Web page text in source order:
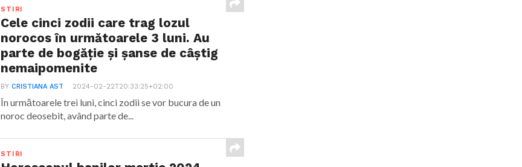
STIRI
Cele cinci zodii care trag lozul
norocos în următoarele 3 luni. Au
parte de bogăție și șanse de câștig
nemaipomenite
BYCRISTIANA AST 2024-02-22T20:33:25+02:00
În următoarele trei luni, cinci zodii se vor bucura de un
noroc deosebit, având parte de...
STIRI